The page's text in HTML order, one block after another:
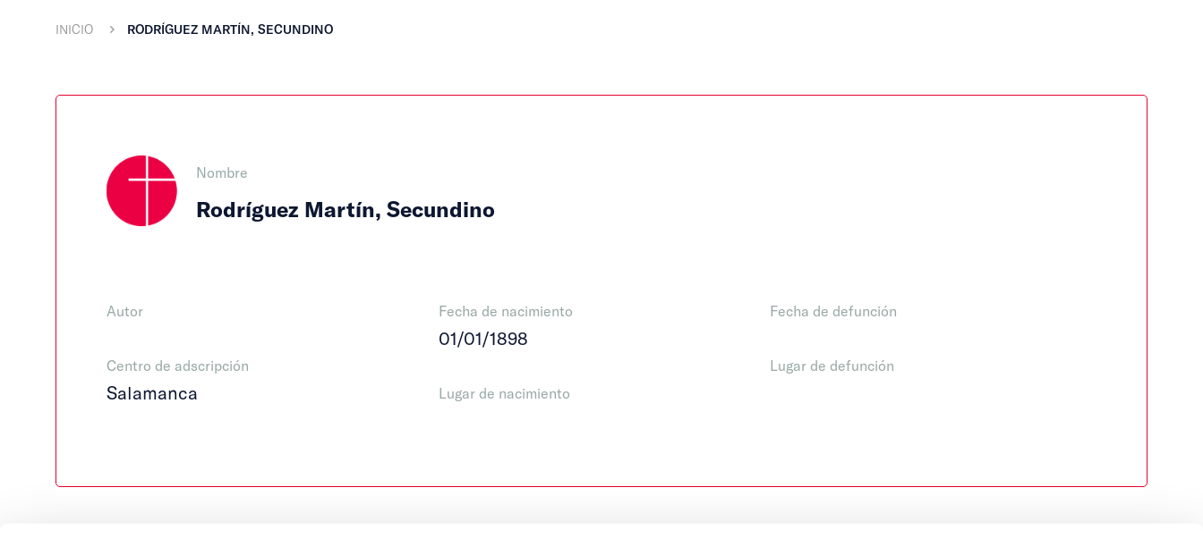
INICIO RODRÍGUEZ MARTÍN, SECUNDINO
Nombre
Rodríguez Martín, Secundino
Autor
Centro de adscripción
Salamanca
Fecha de nacimiento
01/01/1898
Lugar de nacimiento
Fecha de defunción
Lugar de defunción